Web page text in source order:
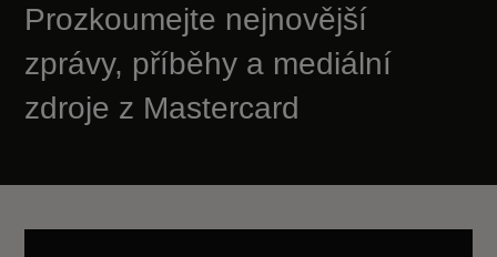
Prozkoumejte nejnovější
zprávy, příběhy a mediální
zdroje z Mastercard